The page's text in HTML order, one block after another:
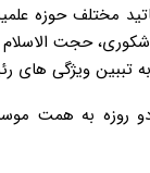
مختلف حوزه
حجت
تببین ویژگی های
به همت